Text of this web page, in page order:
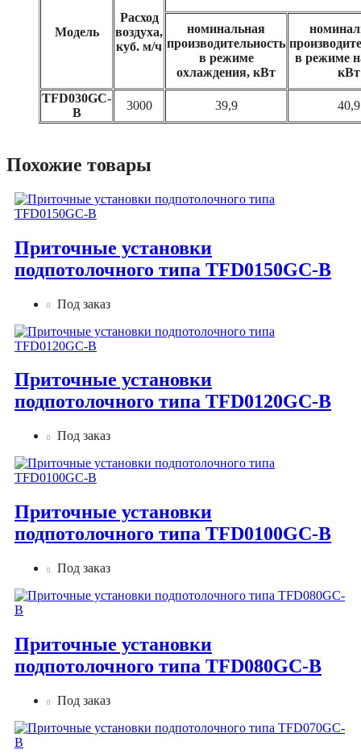
Модель
Расход
воздуха,
куб. м/ч
номинальная
производительность
в режиме
охлаждения, кВт
в режиме
кВт
TFD030GC-
B
3000 39,9 40,9
Похожие товары
Приточные установки
подпотолочного типа TFD0150GC-B
Под заказ
Приточные установки
подпотолочного типа TFD0120GC-B
Под заказ
Приточные установки
подпотолочного типа TFD0100GC-B
Под заказ
Приточные установки
подпотолочного типа TFD080GC-B
Под заказ